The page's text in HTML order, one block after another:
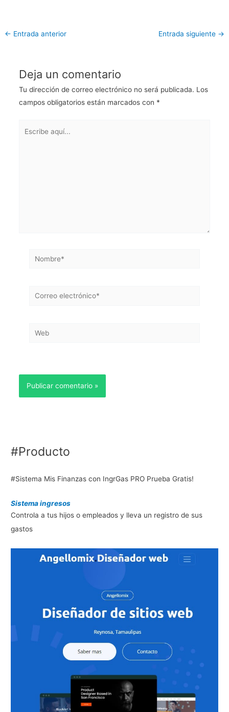
← Entrada anterior Entrada siguiente →
Deja un comentario
Tu dirección de correo electrónico no será publicada. Los
campos obligatorios están marcados con *
Nombre*
Correo
Web
#Producto
#Sistema Mis Finanzas con IngrGas PRO Prueba Gratis!
Sistema ingresos
Controla a tus hijos o empleados y lleva un registro de sus
gastos